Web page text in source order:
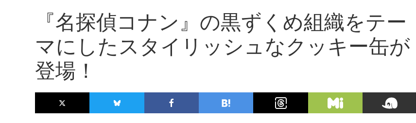
『名探偵コナン』の黒ずくめ組織をテー
マにしたスタイリッシュなクッキー缶が
登場！